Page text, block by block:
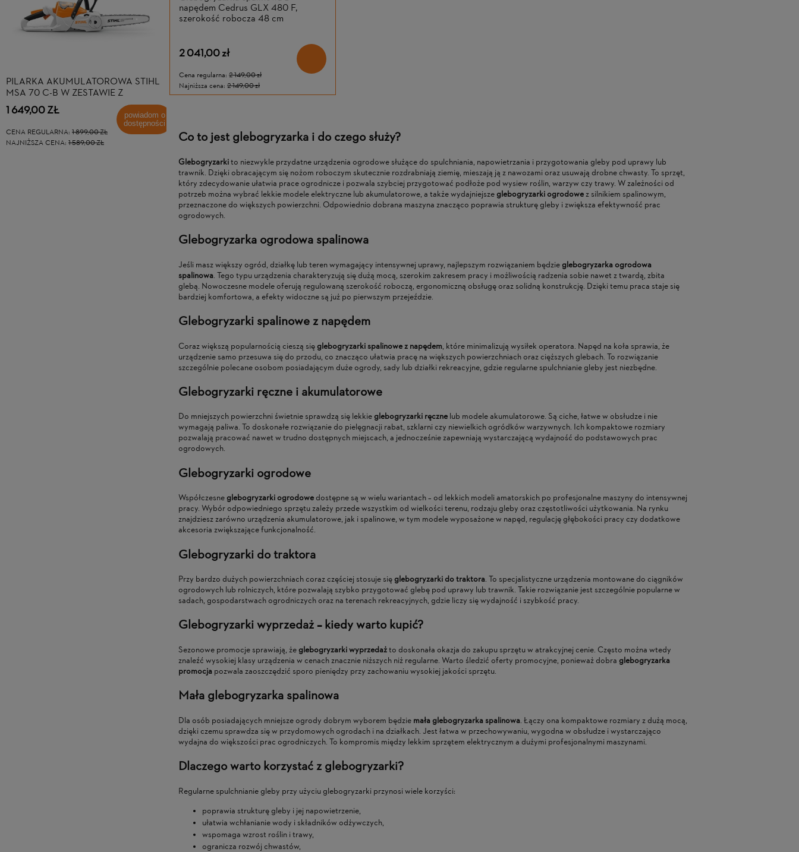
PILARKA AKUMULATOROWA STIHL
MSA 70 C-B W ZESTAWIE Z
AKUMULATOREM AK 30 I
ŁADOWARKĄ AL 101
1 649,00 ZŁ
CENA REGULARNA: 1 899,00 ZŁ
NAJNIŻSZA CENA: 1 589,00 ZŁ
powiadom o
dostępności
AKUMULATOROWE NOŻYCE DO
ŻYWOPŁOTU STIHL HSA 50
CENA REGULARNA:
1 299,00 ZŁ
NAJNIŻSZA CENA:1 299,00 ZŁ
CENA REGULARNA:
NAJNIŻSZA CENA:
napędem Cedrus GLX 480 F,
szerokość robocza 48 cm
2 041,00 zł
Cena regularna: 2 149,00 zł
Najniższa cena: 2 149,00 zł
Co to jest glebogryzarka i do czego służy?
Glebogryzarkito niezwykle przydatne urządzenia ogrodowe służące do spulchniania, napowietrzania i przygotowania gleby pod uprawy lub
trawnik. Dzięki obracającym się nożom roboczym skutecznie rozdrabniają ziemię, mieszają ją z nawozami oraz usuwają drobne chwasty. To sprzęt,
który zdecydowanie ułatwia prace ogrodnicze i pozwala szybciej przygotować podłoże pod wysiew roślin, warzyw czy trawy. W zależności od
potrzeb można wybrać lekkie modele elektryczne lub akumulatorowe, a także wydajniejszeglebogryzarki ogrodowez silnikiem spalinowym,
przeznaczone do większych powierzchni. Odpowiednio dobrana maszyna znacząco poprawia strukturę gleby i zwiększa efektywność prac
ogrodowych.
Glebogryzarka ogrodowa spalinowa
Jeśli masz większy ogród, działkę lub teren wymagający intensywnej uprawy, najlepszym rozwiązaniem będzieglebogryzarka ogrodowa
spalinowa. Tego typu urządzenia charakteryzują się dużą mocą, szerokim zakresem pracy i możliwością radzenia sobie nawet z twardą, zbita
glebą. Nowoczesne modele oferują regulowaną szerokość roboczą, ergonomiczną obsługę oraz solidną konstrukcję. Dzięki temu praca staje się
bardziej komfortowa, a efekty widoczne są już po pierwszym przejeździe.
Glebogryzarki spalinowe z napędem
Coraz większą popularnością cieszą sięglebogryzarki spalinowe z napędem, które minimalizują wysiłek operatora. Napęd na koła sprawia, że
urządzenie samo przesuwa się do przodu, co znacząco ułatwia pracę na większych powierzchniach oraz cięższych glebach. To rozwiązanie
szczególnie polecane osobom posiadającym duże ogrody, sady lub działki rekreacyjne, gdzie regularne spulchnianie gleby jest niezbędne.
Glebogryzarki ręczne i akumulatorowe
Do mniejszych powierzchni świetnie sprawdzą się lekkieglebogryzarki ręczne lub modele akumulatorowe. Są ciche, łatwe w obsłudze i nie
wymagają paliwa. To doskonałe rozwiązanie do pielęgnacji rabat, szklarni czy niewielkich ogródków warzywnych. Ich kompaktowe rozmiary
pozwalają pracować nawet w trudno dostępnych miejscach, a jednocześnie zapewniają wystarczającą wydajność do podstawowych prac
ogrodowych.
Glebogryzarki ogrodowe
Współczesneglebogryzarki ogrodowe dostępne są w wielu wariantach – od lekkich modeli amatorskich po profesjonalne maszyny do intensywnej
pracy. Wybór odpowiedniego sprzętu zależy przede wszystkim od wielkości terenu, rodzaju gleby oraz częstotliwości użytkowania. Na rynku
znajdziesz zarówno urządzenia akumulatorowe, jak i spalinowe, w tym modele wyposażone w napęd, regulację głębokości pracy czy dodatkowe
akcesoria zwiększające funkcjonalność.
Glebogryzarki do traktora
Przy bardzo dużych powierzchniach coraz częściej stosuje sięglebogryzarki do traktora. To specjalistyczne urządzenia montowane do ciągników
ogrodowych lub rolniczych, które pozwalają szybko przygotować glebę pod uprawy lub trawnik. Takie rozwiązanie jest szczególnie popularne w
sadach, gospodarstwach ogrodniczych oraz na terenach rekreacyjnych, gdzie liczy się wydajność i szybkość pracy.
Glebogryzarki wyprzedaż – kiedy warto kupić?
Sezonowe promocje sprawiają, żeglebogryzarki wyprzedażto doskonała okazja do zakupu sprzętu w atrakcyjnej cenie. Często można wtedy
znaleźć wysokiej klasy urządzenia w cenach znacznie niższych niż regularne. Warto śledzić oferty promocyjne, ponieważ dobra glebogryzarka
promocja pozwala zaoszczędzić sporo pieniędzy przy zachowaniu wysokiej jakości sprzętu.
Mała glebogryzarka spalinowa
Dla osób posiadających mniejsze ogrody dobrym wyborem będzie mała glebogryzarka spalinowa. Łączy ona kompaktowe rozmiary z dużą mocą,
dzięki czemu sprawdza się w przydomowych ogrodach i na działkach. Jest łatwa w przechowywaniu, wygodna w obsłudze i wystarczająco
wydajna do większości prac ogrodniczych. To kompromis między lekkim sprzętem elektrycznym a dużymi profesjonalnymi maszynami.
Dlaczego warto korzystać z glebogryzarki?
Regularne spulchnianie gleby przy użyciu glebogryzarki przynosi wiele korzyści:
poprawia strukturę gleby i jej napowietrzenie,
ułatwia wchłanianie wody i składników odżywczych,
wspomaga wzrost roślin i trawy,
ogranicza rozwój chwastów,